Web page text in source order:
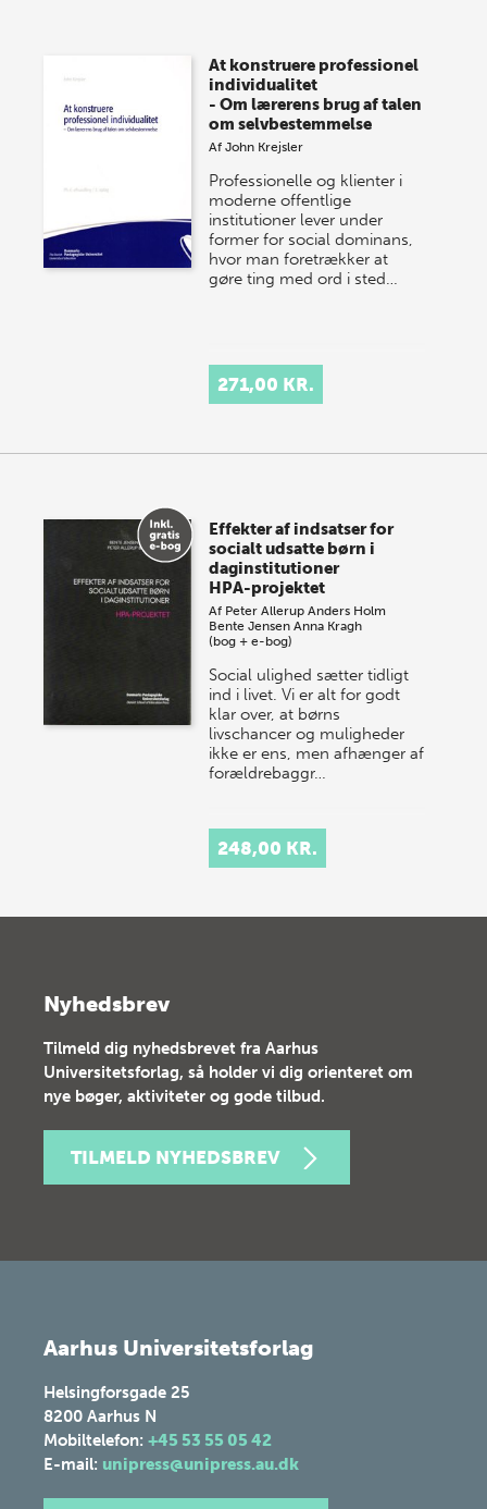
At konstruere professionel
individualitet
- Om lærerens brug af talen
om selvbestemmelse
AfJohn Krejsler
Professionelle og klienter i
moderne offentlige
institutioner lever under
former for social dominans,
hvor man foretrækker at
gøre ting med ord i sted…
271,00 KR.
Effekter af indsatser for
socialt udsatte børn i
daginstitutioner
HPA-projektet
Af Peter Allerup Anders Holm
Bente Jensen Anna Kragh
(bog + e-bog)
Social ulighed sætter tidligt
ind i livet. Vi er alt for godt
klar over, at børns
livschancer og muligheder
ikke er ens, men afhænger af
forældrebaggr…
248,00 KR.
Nyhedsbrev
Tilmeld dig nyhedsbrevet fra Aarhus
Universitetsforlag, så holder vi dig orienteret om
nye bøger, aktiviteter og gode tilbud.
TILMELD NYHEDSBREV
Aarhus Universitetsforlag
Helsingforsgade 25
8200 Aarhus N
Mobiltelefon: +45 53 55 05 42
E-mail: unipress@unipress.au.dk